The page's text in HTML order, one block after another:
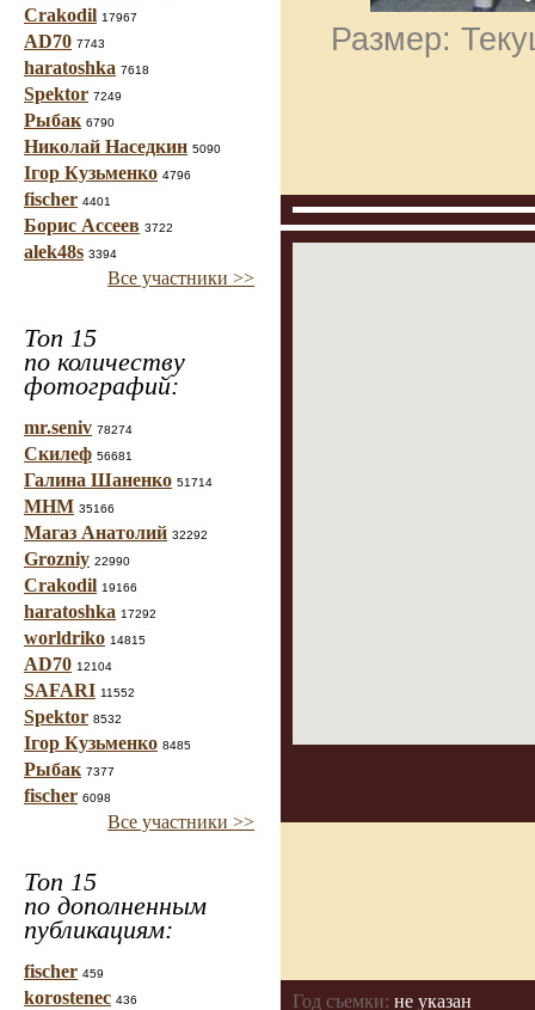
Crakodil 17967
AD70 7743
haratoshka 7618
Spektor 7249
Рыбак 6790
Николай Наседкин 5090
Ігор Кузьменко 4796
fischer 4401
Борис Ассеев 3722
alek48s 3394
Все участники >>
Топ 15
по количеству
фотографий:
mr.seniv 78274
Скилеф 56681
Галина Шаненко 51714
МНМ 35166
Магаз Анатолий 32292
Grozniy 22990
Crakodil 19166
haratoshka 17292
worldriko 14815
AD70 12104
SAFARI 11552
Spektor 8532
Ігор Кузьменко 8485
Рыбак 7377
fischer 6098
Все участники >>
Топ 15
по дополненным
публикациям:
fischer 459
korostenec 436
Размер:
Год съемки: не указан